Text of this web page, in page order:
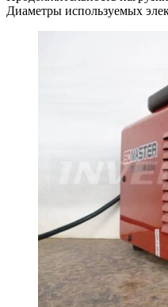
Диаметры используемых